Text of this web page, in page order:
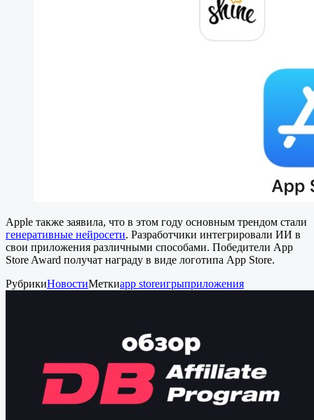
Apple также заявила, что в этом году основным трендом стали
генеративные нейросети. Разработчики интегрировали ИИ в
свои приложения различными способами. Победители App
Store Award получат награду в виде логотипа App Store.
РубрикиНовостиМеткиapp storeигрыприложения